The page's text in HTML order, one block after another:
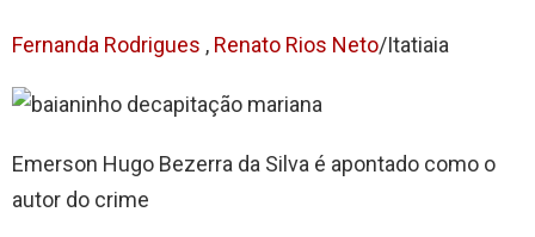
Fernanda Rodrigues , Renato Rios Neto/Itatiaia
Emerson Hugo Bezerra da Silva é apontado como o
autor do crime